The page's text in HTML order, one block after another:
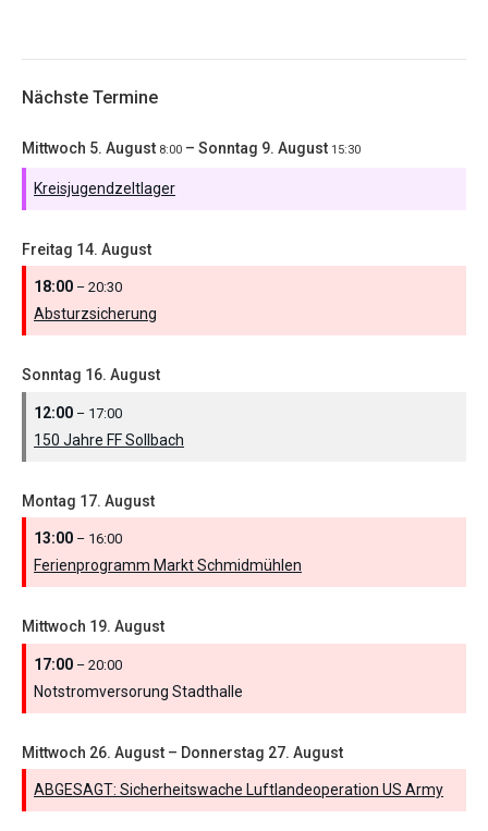
Nächste Termine
Mittwoch 5. August 8:00 – Sonntag 9. August 15:30
Kreisjugendzeltlager
Freitag 14. August
18:00 – 20:30
Absturzsicherung
Sonntag 16. August
12:00 – 17:00
150 Jahre FF Sollbach
Montag 17. August
13:00 – 16:00
Ferienprogramm Markt Schmidmühlen
Mittwoch 19. August
17:00 – 20:00
Notstromversorung Stadthalle
Mittwoch 26. August – Donnerstag 27. August
ABGESAGT: Sicherheitswache Luftlandeoperation US Army